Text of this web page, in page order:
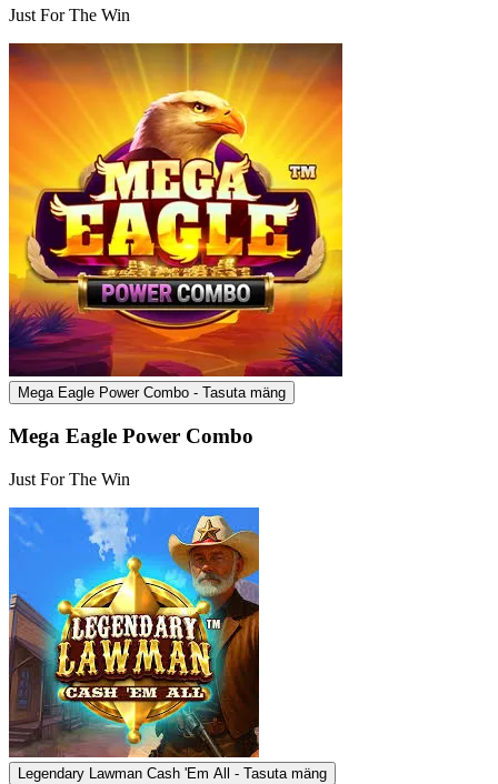
Just For The Win
Mega Eagle Power Combo - Tasuta mäng
Mega Eagle Power Combo
Just For The Win
Legendary Lawman Cash 'Em All - Tasuta mäng